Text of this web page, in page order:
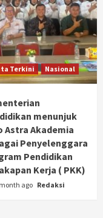
Terkini Nasional
menunjuk
Astra Akademia
Penyelenggara
Pendidikan
Kerja ( PKK)
ago Redaksi